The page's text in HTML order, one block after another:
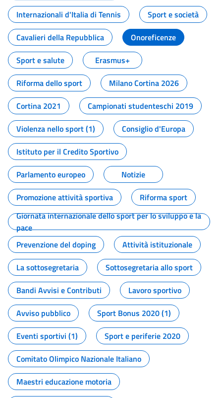
Internazionali d'Italia di Tennis
Sport e società
Cavalieri della Repubblica
Onoreficenze
Sport e salute
Erasmus+
Riforma dello sport
Milano Cortina 2026
Cortina 2021
Campionati studenteschi 2019
Violenza nello sport (1)
Consiglio d'Europa
Istituto per il Credito Sportivo
Parlamento europeo
Notizie
Promozione attività sportiva
Riforma sport
Giornata internazionale dello sport per lo sviluppo e la
pace
Prevenzione del doping
Attività istituzionale
La sottosegretaria
Sottosegretaria allo sport
Bandi Avvisi e Contributi
Lavoro sportivo
Avviso pubblico
Sport Bonus 2020 (1)
Eventi sportivi (1)
Sport e periferie 2020
Comitato Olimpico Nazionale Italiano
Maestri educazione motoria